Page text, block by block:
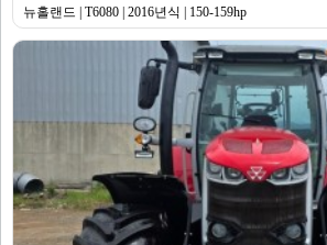
뉴홀랜드 | T6080 | 2016년식 | 150-159hp